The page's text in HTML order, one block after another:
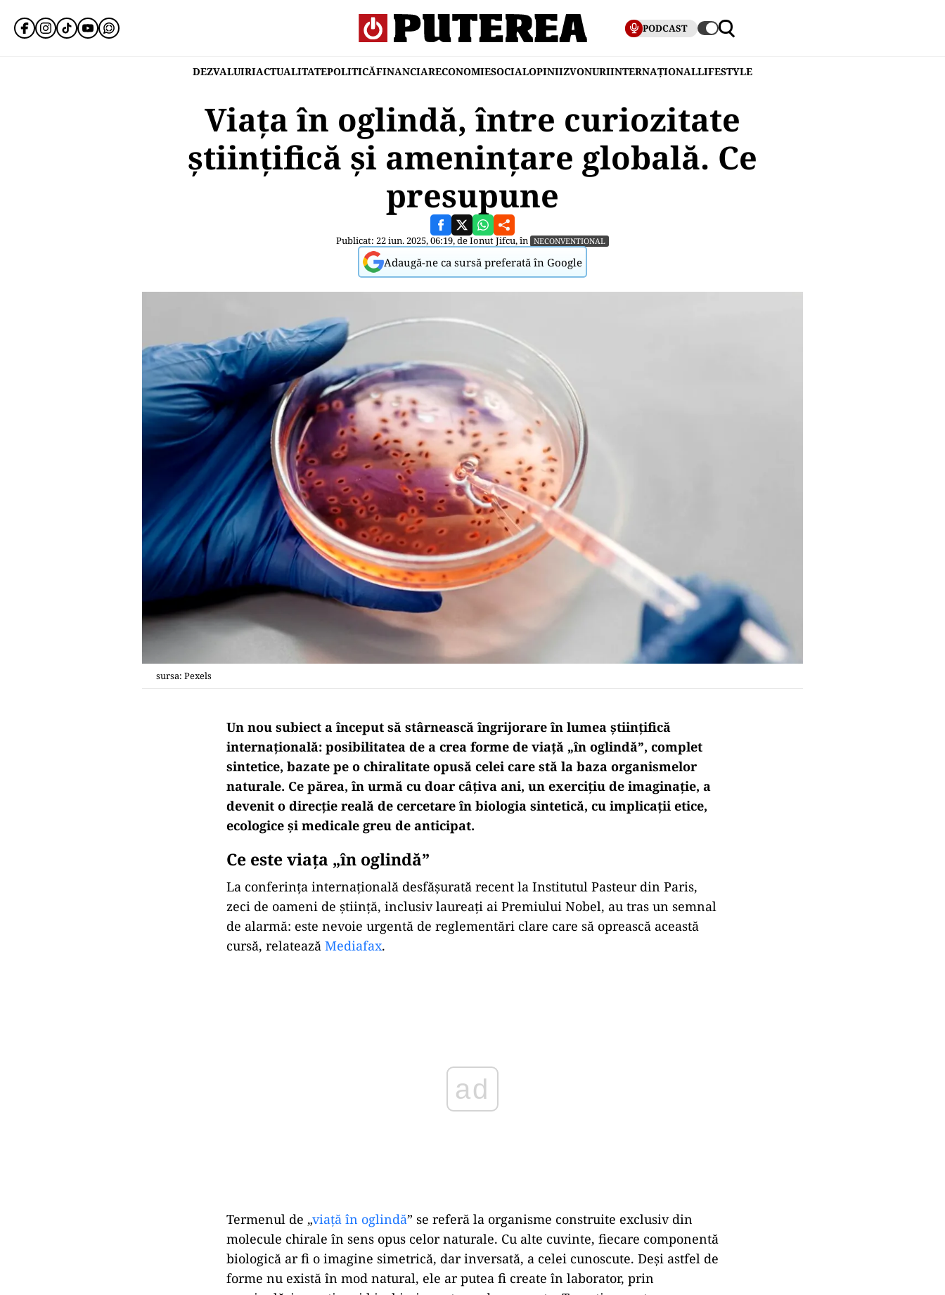
PODCAST
DEZVALUIRIACTUALITATEPOLITICĂFINANCIARECONOMIESOCIALOPINIIZVONURIINTERNAȚIONALLIFESTYLE
Viața în oglindă, între curiozitate
științifică și amenințare globală. Ce
presupune
Publicat: 22 iun. 2025, 06:19, deIonut Jifcu, în NECONVENTIONAL
Adaugă-ne ca sursă preferată în Google
sursa: Pexels
Un nou subiect a început să stârnească îngrijorare în lumea științifică
internațională: posibilitatea de a crea forme de viață „în oglindă”, complet
sintetice, bazate pe o chiralitate opusă celei care stă la baza organismelor
naturale. Ce părea, în urmă cu doar câțiva ani, un exercițiu de imaginație, a
devenit o direcție reală de cercetare în biologia sintetică, cu implicații etice,
ecologice și medicale greu de anticipat.
Ce este viaţa „în oglindă”
La conferința internațională desfășurată recent la Institutul Pasteur din Paris,
zeci de oameni de știință, inclusiv laureați ai Premiului Nobel, au tras un semnal
de alarmă: este nevoie urgentă de reglementări clare care să oprească această
cursă, relatează Mediafax.
Termenul de „viață în oglindă” se referă la organisme construite exclusiv din
molecule chirale în sens opus celor naturale. Cu alte cuvinte, fiecare componentă
biologică ar fi o imagine simetrică, dar inversată, a celei cunoscute. Deși astfel de
forme nu există în mod natural, ele ar putea fi create în laborator, prin